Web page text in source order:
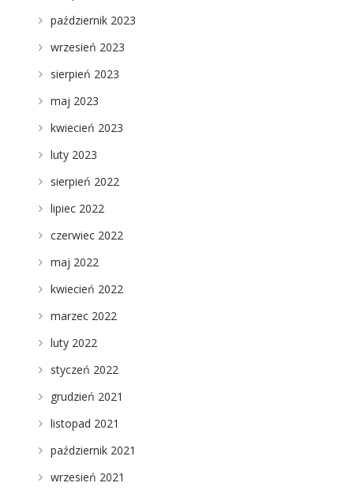
październik 2023
wrzesień 2023
sierpień 2023
maj 2023
kwiecień 2023
luty 2023
sierpień 2022
lipiec 2022
czerwiec 2022
maj 2022
kwiecień 2022
marzec 2022
luty 2022
styczeń 2022
grudzień 2021
listopad 2021
październik 2021
wrzesień 2021